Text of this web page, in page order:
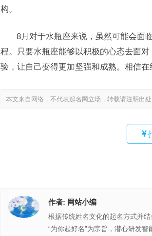
构。
8月对于水瓶座来说，虽然可能会面
程。只要水瓶座能够以积极的心态去面
验，让自己变得更加坚强和成熟。相信
本文来自网络，不代表起名网立场，转载请注明出处
作者: 网站小编
根据传统姓名文化的起名方式并
“为你起好名”为宗旨，潜心研发